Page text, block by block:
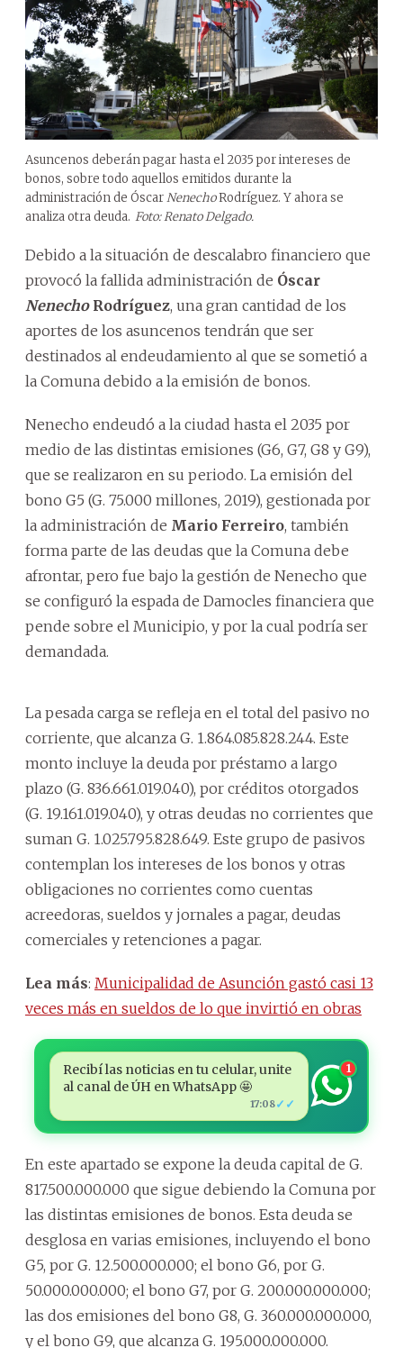
Asuncenos deberán pagar hasta el 2035 por intereses de
bonos, sobre todo aquellos emitidos durante la
administración de ÓscarNenechoRodríguez. Y ahora se
analiza otra deuda. Foto: Renato Delgado.
Debido a la situación de descalabro financiero que
provocó la fallida administración de Óscar
NenechoRodríguez, una gran cantidad de los
aportes de los asuncenos tendrán que ser
destinados al endeudamiento al que se sometió a
la Comuna debido a la emisión de bonos.
Nenecho endeudó a la ciudad hasta el 2035 por
medio de las distintas emisiones (G6, G7, G8 y G9),
que se realizaron en su periodo. La emisión del
bono G5 (G. 75.000 millones, 2019), gestionada por
la administración de Mario Ferreiro, también
forma parte de las deudas que la Comuna debe
afrontar, pero fue bajo la gestión de Nenecho que
se configuró la espada de Damocles financiera que
pende sobre el Municipio, y por la cual podría ser
demandada.
La pesada carga se refleja en el total del pasivo no
corriente, que alcanza G. 1.864.085.828.244. Este
monto incluye la deuda por préstamo a largo
plazo (G. 836.661.019.040), por créditos otorgados
(G. 19.161.019.040), y otras deudas no corrientes que
suman G. 1.025.795.828.649. Este grupo de pasivos
contemplan los intereses de los bonos y otras
obligaciones no corrientes como cuentas
acreedoras, sueldos y jornales a pagar, deudas
comerciales y retenciones a pagar.
Lea más: Municipalidad de Asunción gastó casi 13
veces más en sueldos de lo que invirtió en obras
Recibí las noticias en tu celular, unite
al canal de ÚH en WhatsApp 🤩
17:08✓✓
1
En este apartado se expone la deuda capital de G.
817.500.000.000 que sigue debiendo la Comuna por
las distintas emisiones de bonos. Esta deuda se
desglosa en varias emisiones, incluyendo el bono
G5, por G. 12.500.000.000; el bono G6, por G.
50.000.000.000; el bono G7, por G. 200.000.000.000;
las dos emisiones del bono G8, G. 360.000.000.000,
y el bono G9, que alcanza G. 195.000.000.000.